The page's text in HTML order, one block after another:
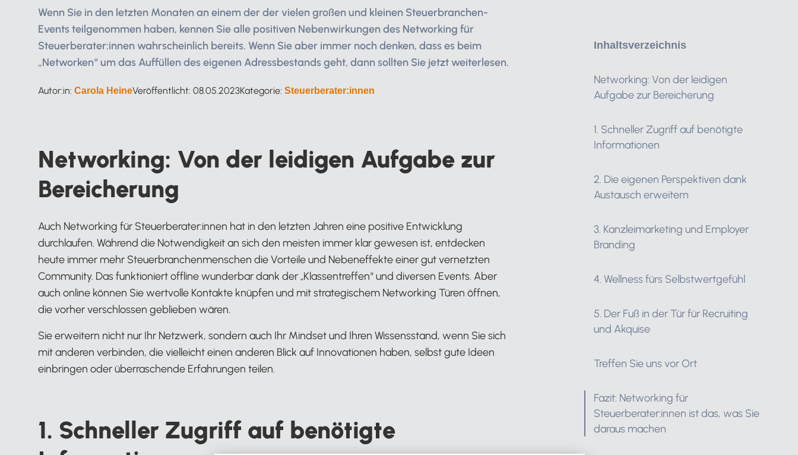
Inhaltsverzeichnis
Networking: Von der leidigen
Aufgabe zur Bereicherung
1. Schneller Zugriff auf benötigte
Informationen
2. Die eigenen Perspektiven dank
Austausch erweitern
3. Kanzleimarketing und Employer
Branding
4. Wellness fürs Selbstwertgefühl
5. Der Fuß in der Tür für Recruiting
und Akquise
Treffen Sie uns vor Ort
Fazit: Networking für
Steuerberater:innen ist das, was Sie
daraus machen
Wenn Sie in den letzten Monaten an einem der der vielen großen und kleinen Steuerbranchen-
Events teilgenommen haben, kennen Sie alle positiven Nebenwirkungen des Networking für
Steuerberater:innen wahrscheinlich bereits. Wenn Sie aber immer noch denken, dass es beim
„Networken“ um das Auffüllen des eigenen Adressbestands geht, dann sollten Sie jetzt weiterlesen.
Autor:in: Carola HeineVeröffentlicht: 08.05.2023Kategorie: Steuerberater:innen
Networking: Von der leidigen Aufgabe zur
Bereicherung
Auch Networking für Steuerberater:innen hat in den letzten Jahren eine positive Entwicklung
durchlaufen. Während die Notwendigkeit an sich den meisten immer klar gewesen ist, entdecken
heute immer mehr Steuerbranchenmenschen die Vorteile und Nebeneffekte einer gut vernetzten
Community. Das funktioniert offline wunderbar dank der „Klassentreffen“ und diversen Events. Aber
auch online können Sie wertvolle Kontakte knüpfen und mit strategischem Networking Türen öffnen,
die vorher verschlossen geblieben wären.
Sie erweitern nicht nur Ihr Netzwerk, sondern auch Ihr Mindset und Ihren Wissensstand, wenn Sie sich
mit anderen verbinden, die vielleicht einen anderen Blick auf Innovationen haben, selbst gute Ideen
einbringen oder überraschende Erfahrungen teilen.
1. Schneller Zugriff auf benötigte